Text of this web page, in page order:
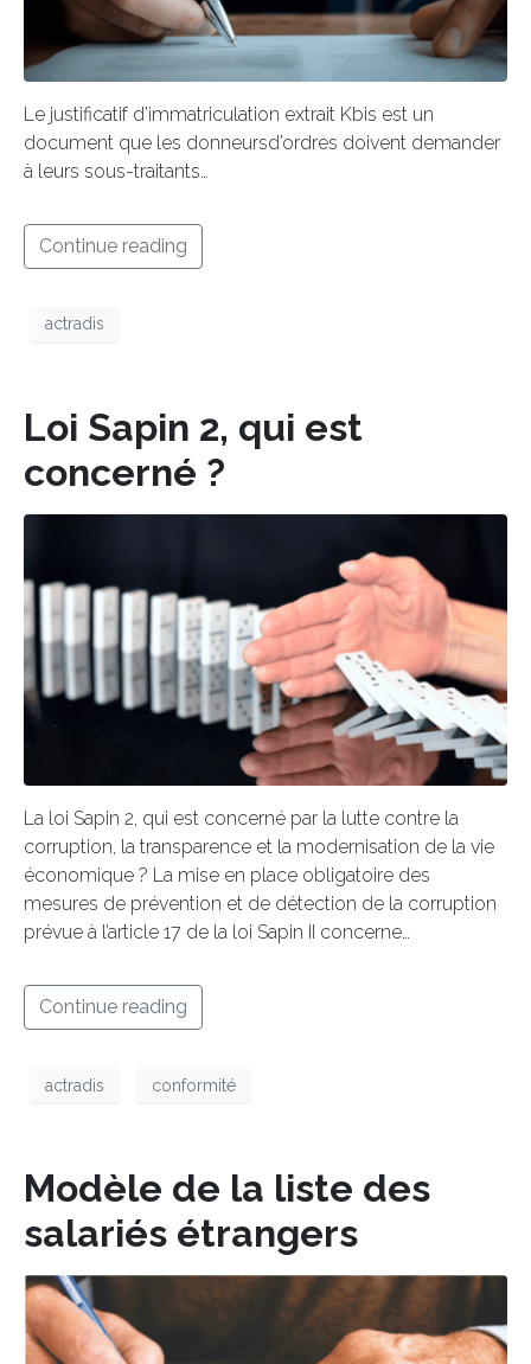
Le justificatif d’immatriculation extrait Kbis est un
document que les donneursd’ordres doivent demander
à leurs sous-traitants…
Continue reading
actradis
Loi Sapin 2, qui est
concerné ?
La loi Sapin 2, qui est concerné par la lutte contre la
corruption, la transparence et la modernisation de la vie
économique ? La mise en place obligatoire des
mesures de prévention et de détection de la corruption
prévue à l’article 17 de la loi Sapin II concerne…
Continue reading
actradis conformité
Modèle de la liste des
salariés étrangers